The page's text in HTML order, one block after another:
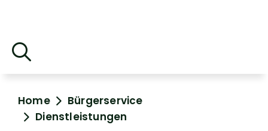
Home
Bürgerservice
Dienstleistungen